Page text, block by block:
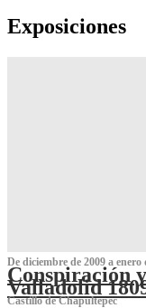
Exposiciones
De diciembre de 2009 a enero
Conspiración
Valladolid
Castillo de Chapultepec